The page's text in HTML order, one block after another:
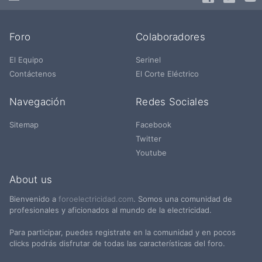
Foro
El Equipo
Contáctenos
Colaboradores
Serinel
El Corte Eléctrico
Navegación
Sitemap
Redes Sociales
Facebook
Twitter
Youtube
About us
Bienvenido a foroelectricidad.com. Somos una comunidad de
profesionales y aficionados al mundo de la electricidad.
Para participar, puedes registrate en la comunidad y en pocos
clicks podrás disfrutar de todas las características del foro.